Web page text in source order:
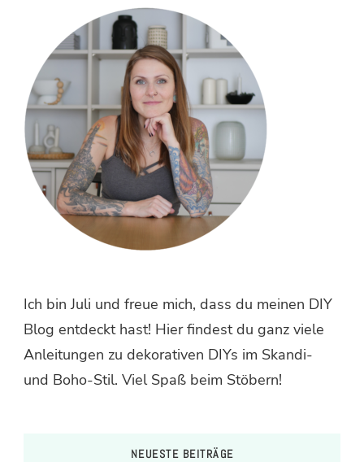
Ich bin Juli und freue mich, dass du meinen DIY
Blog entdeckt hast! Hier findest du ganz viele
Anleitungen zu dekorativen DIYs im Skandi-
und Boho-Stil. Viel Spaß beim Stöbern!
NEUESTE BEITRÄGE